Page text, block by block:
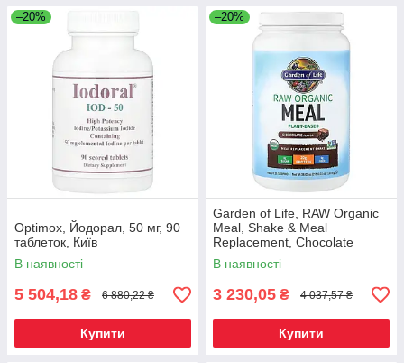
–20%
Optimox, Йодорал, 50 мг, 90
таблеток, Київ
В наявності
5 504,18 ₴ 6 880,22 ₴
Купити
–20%
Garden of Life, RAW Organic
Meal, Shake & Meal
Replacement, Chocolate
Cacao, 2 lb 4 oz (1,017 g),
Київ
В наявності
3 230,05 ₴ 4 037,57 ₴
Купити